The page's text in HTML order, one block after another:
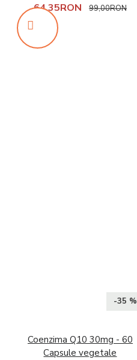
64,35RON 99,00RON
-35 %
Coenzima Q10 30mg - 60
Capsule vegetale